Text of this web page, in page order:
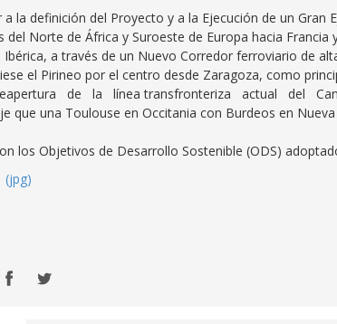
a la definición del Proyecto y a la Ejecución de un Gran
del Norte de África y Suroeste de Europa hacia
Ibérica, a través de un Nuevo Corredor ferroviario de
el Pirineo por el centro desde Zaragoza, como
de la línea transfronteriza actual del
que una Toulouse en Occitania con Burdeos en
los Objetivos de Desarrollo Sostenible (ODS)
(jpg)